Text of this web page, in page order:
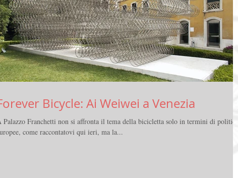
Bicycle: Ai Weiwei a Venezia
Palazzo Franchetti non si affronta il tema della bicicletta solo in termini di politiche
come raccontatovi qui ieri, ma la...